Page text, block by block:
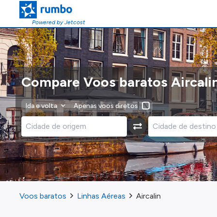
Powered by Jetcost
Compare Voos baratos
Ida e volta Apenas voos diretos
Voos baratos Linhas Aéreas Aircalin